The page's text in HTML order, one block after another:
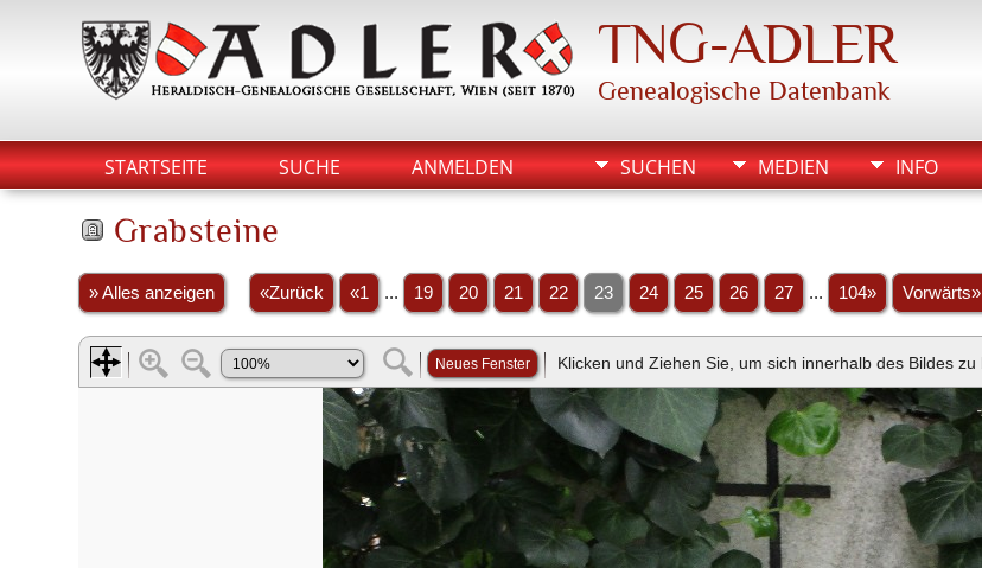
TNG-ADLER
Genealogische Datenbank
STARTSEITE SUCHE ANMELDEN SUCHEN MEDIEN INFO
Grabsteine
» Alles anzeigen «Zurück «1 ... 19 20 21 22 23 24 25 26 27 ... 104» Vorwärts»